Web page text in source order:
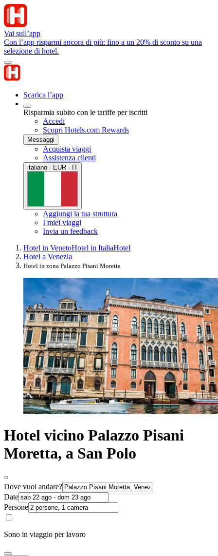
Vai sull’app
Con l’app risparmi ancora di più: fino a un 20% di sconto su una
selezione di hotel.
Scarica l’app
Risparmia subito con le tariffe per iscritti
Accedi
Scopri Hotels.com Rewards
Messaggi
Acquista viaggi
Assistenza clienti
italiano · EUR · IT
Aggiungi la tua struttura
I miei viaggi
Invia un feedback
Hotel in VenetoHotel in ItaliaHotel
Hotel a Venezia
Hotel in zona Palazzo Pisani Moretta
Hotel vicino Palazzo Pisani
Moretta, a San Polo
Dove vuoi andare?
Date
Persone
Sono in viaggio per lavoro